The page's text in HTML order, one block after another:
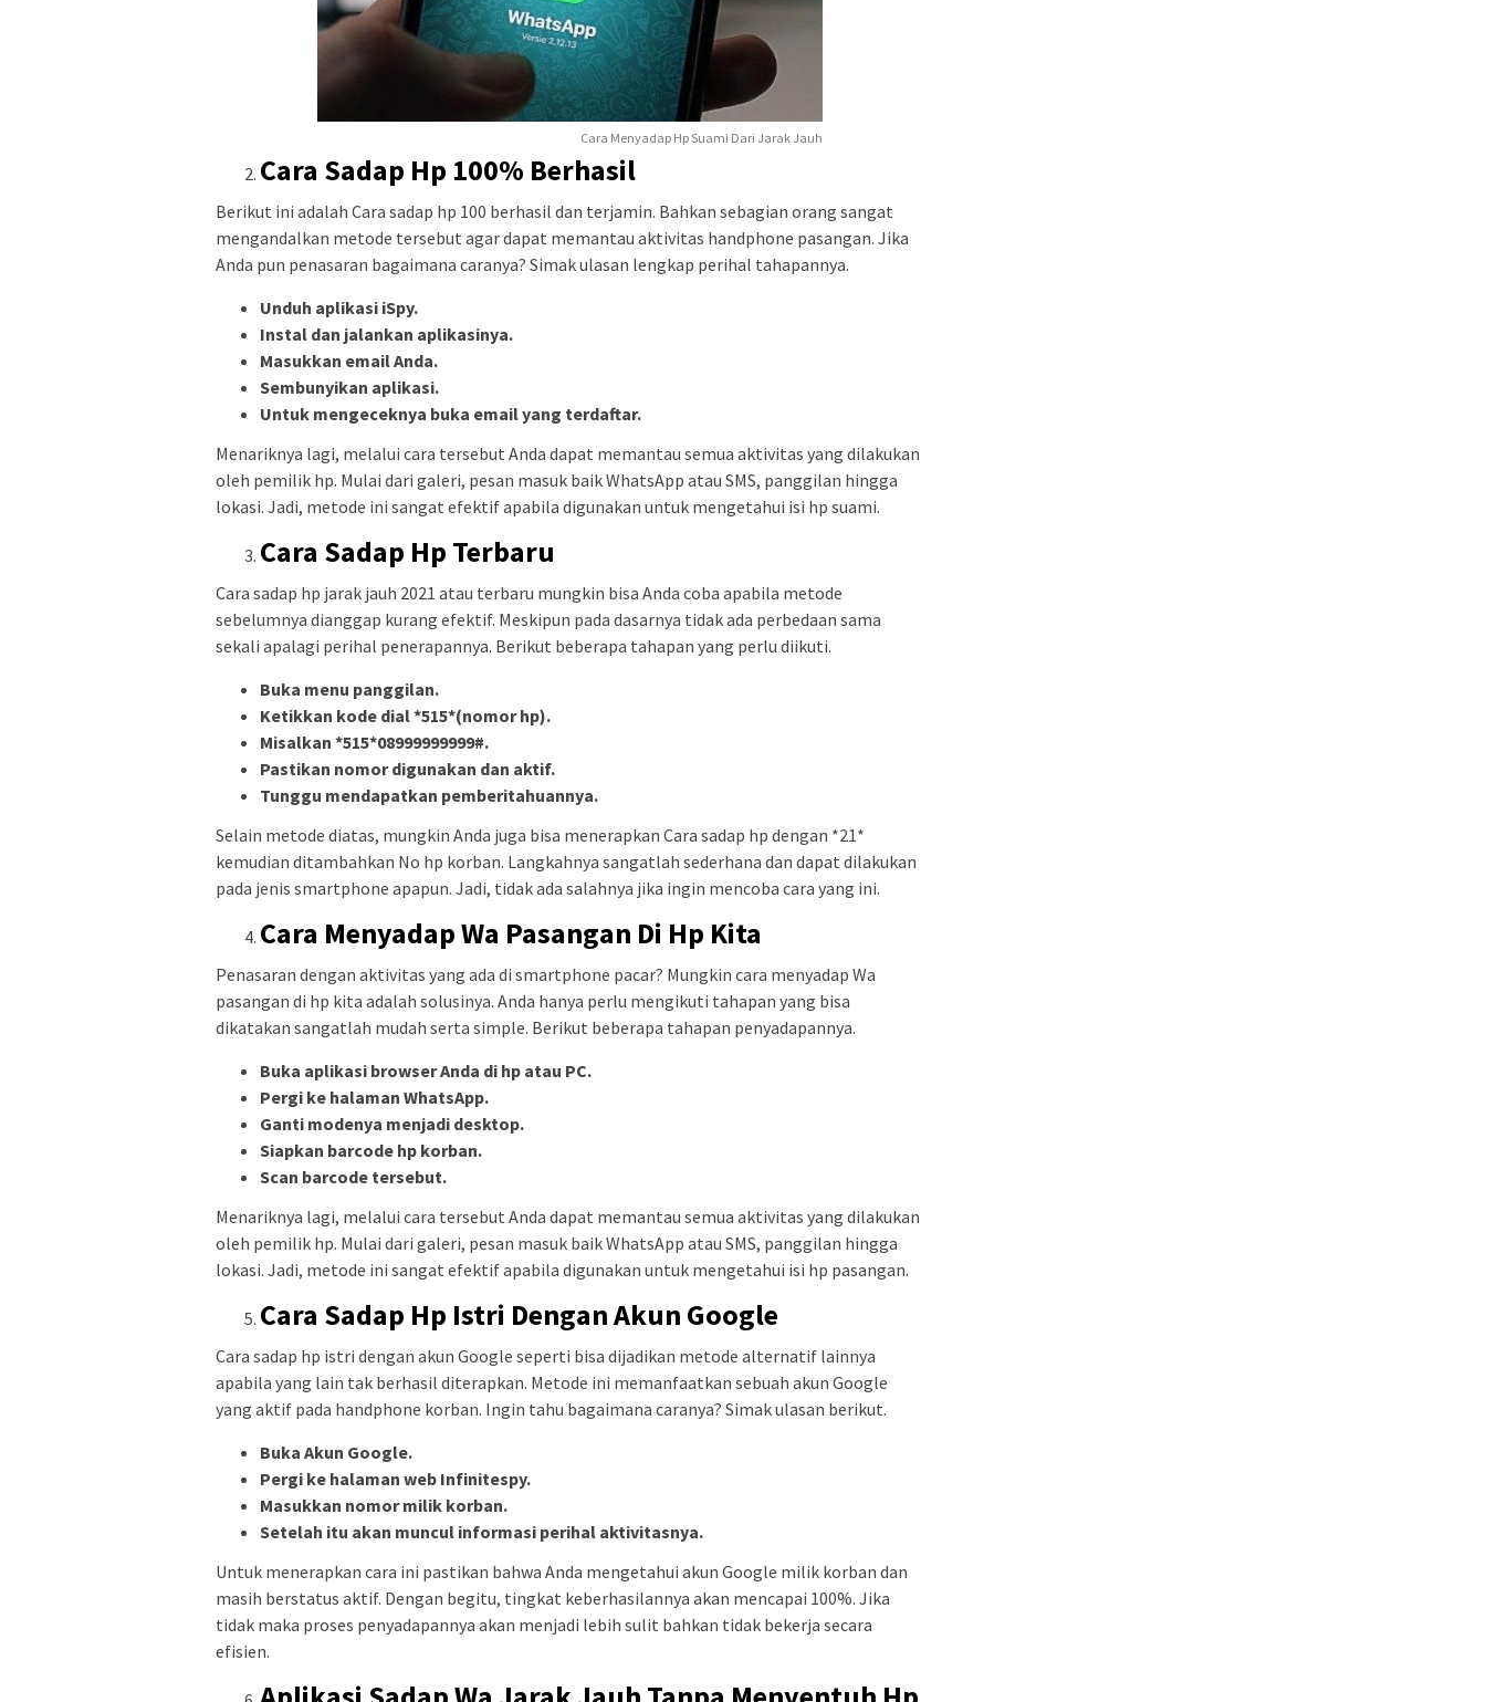
Cara Menyadap Hp Suami Dari Jarak Jauh
Cara Sadap Hp 100% Berhasil
Berikut ini adalah Cara sadap hp 100 berhasil dan terjamin. Bahkan sebagian orang sangat
mengandalkan metode tersebut agar dapat memantau aktivitas handphone pasangan. Jika
Anda pun penasaran bagaimana caranya? Simak ulasan lengkap perihal tahapannya.
Unduh aplikasi iSpy.
Instal dan jalankan aplikasinya.
Masukkan email Anda.
Sembunyikan aplikasi.
Untuk mengeceknya buka email yang terdaftar.
Menariknya lagi, melalui cara tersebut Anda dapat memantau semua aktivitas yang dilakukan
oleh pemilik hp. Mulai dari galeri, pesan masuk baik WhatsApp atau SMS, panggilan hingga
lokasi. Jadi, metode ini sangat efektif apabila digunakan untuk mengetahui isi hp suami.
Cara Sadap Hp Terbaru
Cara sadap hp jarak jauh 2021 atau terbaru mungkin bisa Anda coba apabila metode
sebelumnya dianggap kurang efektif. Meskipun pada dasarnya tidak ada perbedaan sama
sekali apalagi perihal penerapannya. Berikut beberapa tahapan yang perlu diikuti.
Buka menu panggilan.
Ketikkan kode dial *515*(nomor hp).
Misalkan *515*08999999999#.
Pastikan nomor digunakan dan aktif.
Tunggu mendapatkan pemberitahuannya.
Selain metode diatas, mungkin Anda juga bisa menerapkan Cara sadap hp dengan *21*
kemudian ditambahkan No hp korban. Langkahnya sangatlah sederhana dan dapat dilakukan
pada jenis smartphone apapun. Jadi, tidak ada salahnya jika ingin mencoba cara yang ini.
Cara Menyadap Wa Pasangan Di Hp Kita
Penasaran dengan aktivitas yang ada di smartphone pacar? Mungkin cara menyadap Wa
pasangan di hp kita adalah solusinya. Anda hanya perlu mengikuti tahapan yang bisa
dikatakan sangatlah mudah serta simple. Berikut beberapa tahapan penyadapannya.
Buka aplikasi browser Anda di hp atau PC.
Pergi ke halaman WhatsApp.
Ganti modenya menjadi desktop.
Siapkan barcode hp korban.
Scan barcode tersebut.
Menariknya lagi, melalui cara tersebut Anda dapat memantau semua aktivitas yang dilakukan
oleh pemilik hp. Mulai dari galeri, pesan masuk baik WhatsApp atau SMS, panggilan hingga
lokasi. Jadi, metode ini sangat efektif apabila digunakan untuk mengetahui isi hp pasangan.
Cara Sadap Hp Istri Dengan Akun Google
Cara sadap hp istri dengan akun Google seperti bisa dijadikan metode alternatif lainnya
apabila yang lain tak berhasil diterapkan. Metode ini memanfaatkan sebuah akun Google
yang aktif pada handphone korban. Ingin tahu bagaimana caranya? Simak ulasan berikut.
Buka Akun Google.
Pergi ke halaman web Infinitespy.
Masukkan nomor milik korban.
Setelah itu akan muncul informasi perihal aktivitasnya.
Untuk menerapkan cara ini pastikan bahwa Anda mengetahui akun Google milik korban dan
masih berstatus aktif. Dengan begitu, tingkat keberhasilannya akan mencapai 100%. Jika
tidak maka proses penyadapannya akan menjadi lebih sulit bahkan tidak bekerja secara
efisien.